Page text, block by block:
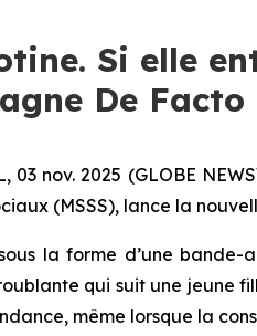
Si elle
De Facto
03 nov. 2025 (GLOBE
(MSSS), lance la
la forme d’une
qui suit une jeune
même lorsque la